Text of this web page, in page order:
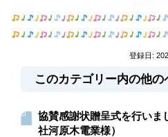
登録日:
このカテゴリー内の他の
協賛感謝状贈呈式を行いま
社河原木電業様）